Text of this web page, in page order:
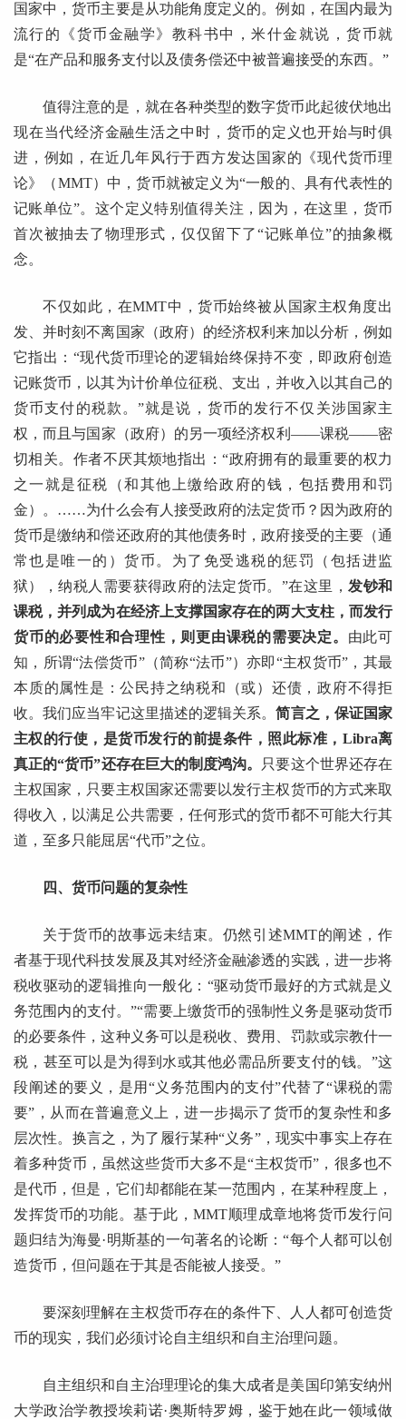
国家中，货币主要是从功能角度定义的。例如，在国内最为
流行的《货币金融学》教科书中，米什金就说，货币就
是“在产品和服务支付以及债务偿还中被普遍接受的东西。”
值得注意的是，就在各种类型的数字货币此起彼伏地出
现在当代经济金融生活之中时，货币的定义也开始与时俱
进，例如，在近几年风行于西方发达国家的《现代货币理
论》（MMT）中，货币就被定义为“一般的、具有代表性的
记账单位”。这个定义特别值得关注，因为，在这里，货币
首次被抽去了物理形式，仅仅留下了“记账单位”的抽象概
念。
不仅如此，在MMT中，货币始终被从国家主权角度出
发、并时刻不离国家（政府）的经济权利来加以分析，例如
它指出：“现代货币理论的逻辑始终保持不变，即政府创造
记账货币，以其为计价单位征税、支出，并收入以其自己的
货币支付的税款。”就是说，货币的发行不仅关涉国家主
权，而且与国家（政府）的另一项经济权利——课税——密
切相关。作者不厌其烦地指出：“政府拥有的最重要的权力
之一就是征税（和其他上缴给政府的钱，包括费用和罚
金）。……为什么会有人接受政府的法定货币？因为政府的
货币是缴纳和偿还政府的其他债务时，政府接受的主要（通
常也是唯一的）货币。为了免受逃税的惩罚（包括进监
狱），纳税人需要获得政府的法定货币。”在这里，发钞和
课税，并列成为在经济上支撑国家存在的两大支柱，而发行
货币的必要性和合理性，则更由课税的需要决定。 由此可
知，所谓“法偿货币”（简称“法币”）亦即“主权货币”，其最
本质的属性是：公民持之纳税和（或）还债，政府不得拒
收。我们应当牢记这里描述的逻辑关系。简言之，保证国家
主权的行使，是货币发行的前提条件，照此标准，Libra离
真正的“货币”还存在巨大的制度鸿沟。
只要这个世界还存在
主权国家，只要主权国家还需要以发行主权货币的方式来取
得收入，以满足公共需要，任何形式的货币都不可能大行其
道，至多只能屈居“代币”之位。
四、货币问题的复杂性
关于货币的故事远未结束。仍然引述MMT的阐述，作
者基于现代科技发展及其对经济金融渗透的实践，进一步将
税收驱动的逻辑推向一般化：“驱动货币最好的方式就是义
务范围内的支付。”“需要上缴货币的强制性义务是驱动货币
的必要条件，这种义务可以是税收、费用、罚款或宗教什一
税，甚至可以是为得到水或其他必需品所要支付的钱。”这
段阐述的要义，是用“义务范围内的支付”代替了“课税的需
要”，从而在普遍意义上，进一步揭示了货币的复杂性和多
层次性。换言之，为了履行某种“义务”，现实中事实上存在
着多种货币，虽然这些货币大多不是“主权货币”，很多也不
是代币，但是，它们却都能在某一范围内，在某种程度上，
发挥货币的功能。基于此，MMT顺理成章地将货币发行问
题归结为海曼·明斯基的一句著名的论断：“每个人都可以创
造货币，但问题在于其是否能被人接受。”
要深刻理解在主权货币存在的条件下、人人都可创造货
币的现实，我们必须讨论自主组织和自主治理问题。
自主组织和自主治理理论的集大成者是美国印第安纳州
大学政治学教授埃莉诺·奥斯特罗姆，鉴于她在此一领域做